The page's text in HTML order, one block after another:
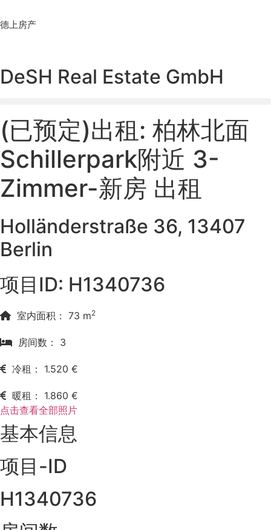
to
德上房产
DeSH Real Estate GmbH
(已预定)出租: 柏林北面
Schillerpark附近 3-
Zimmer-新房 出租
Holländerstraße 36, 13407
Berlin
项目ID: H1340736
室内面积： 73 m2
房间数： 3
冷租： 1.520 €
暖租： 1.860 €
点击查看全部照片
基本信息
项目-ID
H1340736